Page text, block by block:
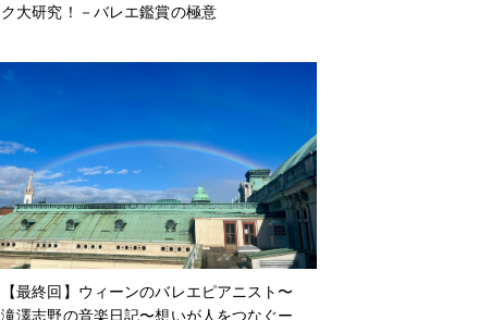
ク大研究！－バレエ鑑賞の極意
【最終回】ウィーンのバレエピアニスト〜
滝澤志野の音楽日記〜想いが人をつなぐー